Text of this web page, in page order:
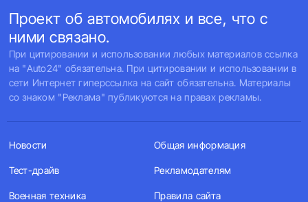
Проект об автомобилях и все, что с
ними связано.
При цитировании и использовании любых материалов ссылка
на "Auto24" обязательна. При цитировании и использовании в
сети Интернет гиперссылка на сайт обязательна. Материалы
со знаком "Реклама" публикуются на правах рекламы.
Новости
Тест-драйв
Военная техника
Общая информация
Рекламодателям
Правила сайта